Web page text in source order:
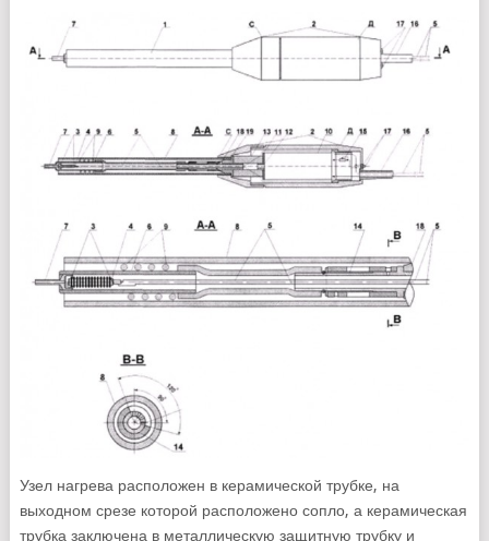
Узел нагрева расположен в керамической трубке, на
выходном срезе которой расположено сопло, а керамическая
трубка заключена в металлическую защитную трубку и